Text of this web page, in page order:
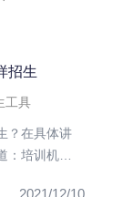
招生
工具
？在具体讲
培训机构
2021/12/10